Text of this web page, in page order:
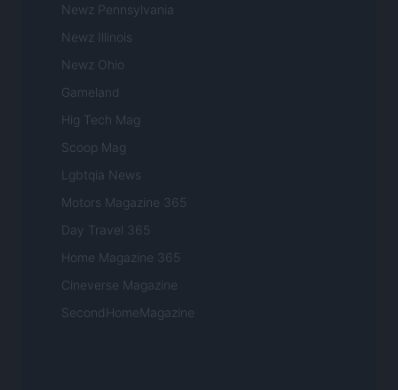
Newz Pennsylvania
Newz Illinois
Newz Ohio
Gameland
Hig Tech Mag
Scoop Mag
Lgbtqia News
Motors Magazine 365
Day Travel 365
Home Magazine 365
Cineverse Magazine
SecondHomeMagazine